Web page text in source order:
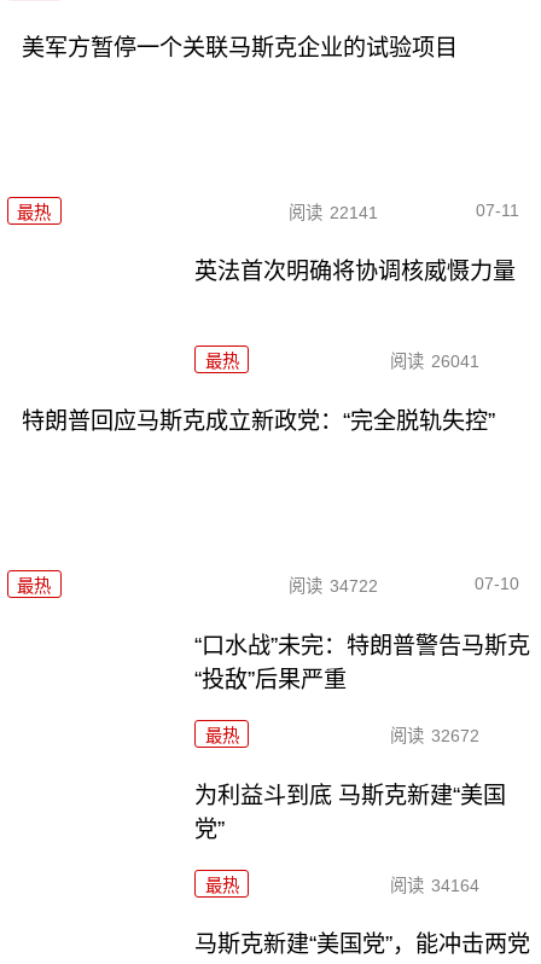
美军方暂停一个关联马斯克企业的试验项目
最热 阅读 22141 07-11
英法首次明确将协调核威慑力量
最热 阅读 26041
特朗普回应马斯克成立新政党：“完全脱轨失控”
最热 阅读 34722 07-10
“口水战”未完：特朗普警告马斯克
“投敌”后果严重
最热 阅读 32672
为利益斗到底 马斯克新建“美国
党”
最热 阅读 34164
马斯克新建“美国党”，能冲击两党